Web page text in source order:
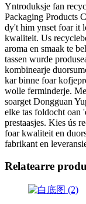
Yntroduksje fan
Packaging Products
dy't him ynset foar it
kwaliteit. Us
aroma en smaak te
tassen wurde
kombinearje
kar binne foar
wolle ferminderje.
soarget Dongguan
elke tas foldocht oan
prestaasjes. Kies ús
foar kwaliteit en
fabrikant en
Relatearre